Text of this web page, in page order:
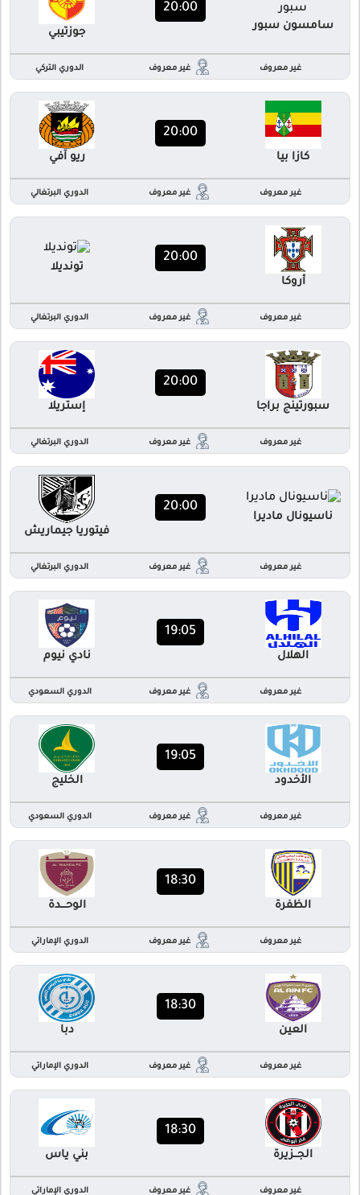
سامسون سبور
20:00
جوزتيبي
غير معروف غير معروف الدوري التركي
كازا بيا
20:00
ريو آفي
غير معروف غير معروف الدوري البرتغالي
أروكا
20:00
تونديلا
غير معروف غير معروف الدوري البرتغالي
سبورتينج براجا
20:00
إستريلا
غير معروف غير معروف الدوري البرتغالي
ناسيونال ماديرا
20:00
فيتوريا جيماريش
غير معروف غير معروف الدوري البرتغالي
الهلال
19:05
نادي نيوم
غير معروف غير معروف الدوري السعودي
الأخدود
19:05
الخليج
غير معروف غير معروف الدوري السعودي
الظفرة
18:30
الوحـــدة
غير معروف غير معروف الدوري الإماراتي
العين
18:30
دبا
غير معروف غير معروف الدوري الإماراتي
الجــزيرة
18:30
بني ياس
غير معروف غير معروف الدوري الإماراتي